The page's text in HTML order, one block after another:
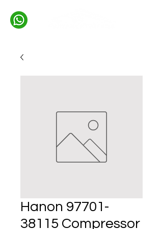
Hanon 97701-
38115 Compressor